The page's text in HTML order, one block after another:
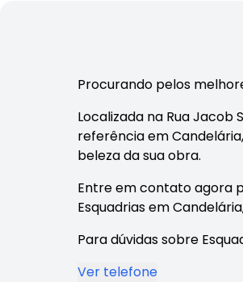
Procurando pelos
Localizada na Rua Jacob
referência em
beleza da sua obra.
Entre em contato agora
Esquadrias em Candelária,
Para dúvidas sobre
Ver telefone